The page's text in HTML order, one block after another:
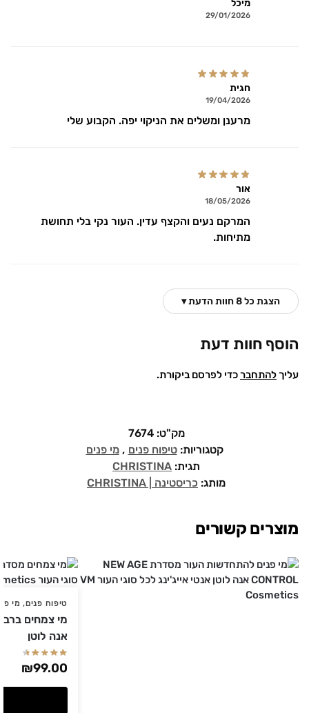
מיכל
29/01/2026
חגית
19/04/2026
מרענן ומשלים את הניקוי יפה. הקבוע שלי
אור
18/05/2026
המרקם נעים והקצף עדין. העור נקי בלי תחושת
מתיחות.
הצגת כל 8 חוות הדעת ▾
הוסף חוות דעת
עליךלהתחברכדי לפרסם ביקורת.
מק"ט:7674
קטגוריות:טיפוח פנים ,מי פנים
תגית: CHRISTINA
מותג: כריסטינה | CHRISTINA
מוצרים קשורים
טיפוח פנים, מי
אנה לוטן
₪99.00